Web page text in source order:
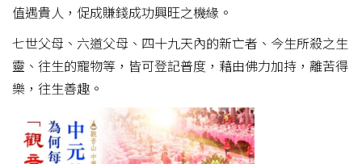
值遇貴人，促成賺錢成功興旺之機緣。
七世父母、六道父母、四十九天內的新亡者、今生所殺之生
靈、往生的寵物等，皆可登記普度，藉由佛力加持，離苦得
樂，往生善趣。